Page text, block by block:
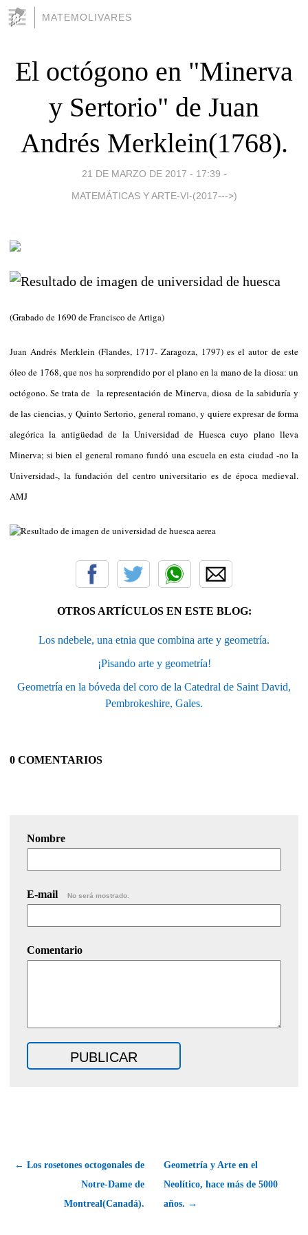
MATEMOLIVARES
El octógono en "Minerva
y Sertorio" de Juan
Andrés Merklein(1768).
21 DE MARZO DE 2017 - 17:39 -
MATEMÁTICAS Y ARTE-VI-(2017--->)
(Grabado de 1690 de Francisco de Artiga)
Juan Andrés Merklein (Flandes, 1717- Zaragoza, 1797) es el autor de este
óleo de 1768, que nos ha sorprendido por el plano en la mano de la diosa: un
octógono. Se trata de la representación de Minerva, diosa de la sabiduría y
de las ciencias, y Quinto Sertorio, general romano, y quiere expresar de forma
alegórica la antigüedad de la Universidad de Huesca cuyo plano lleva
Minerva; si bien el general romano fundó una escuela en esta ciudad -no la
Universidad-, la fundación del centro universitario es de época medieval.
AMJ
OTROS ARTÍCULOS EN ESTE BLOG:
Los ndebele, una etnia que combina arte y geometría.
¡Pisando arte y geometría!
Geometría en la bóveda del coro de la Catedral de Saint David,
Pembrokeshire, Gales.
0 COMENTARIOS
Nombre
E-mail No será mostrado.
Comentario
← Los rosetones octogonales de
Notre-Dame de
Montreal(Canadá).
Geometría y Arte en el
Neolítico, hace más de 5000
años. →